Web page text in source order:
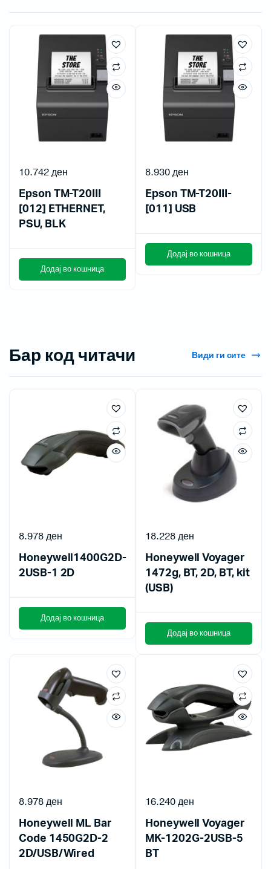
Epson TM-T20III
[012] ETHERNET,
PSU, BLK
10.742ден
Додај во кошница
Epson TM-T20III-
[011] USB
8.930ден
Додај во кошница
Бар код читачи Види ги сите
Honeywell1400G2D-
2USB-1 2D
8.978ден
Додај во кошница
Honeywell Voyager
1472g, BT, 2D, BT, kit
(USB)
18.228ден
Додај во кошница
Honeywell ML Bar
Code 1450G2D-2
2D/USB/Wired
8.978ден
Honeywell Voyager
MK-1202G-2USB-5
BT
16.240ден